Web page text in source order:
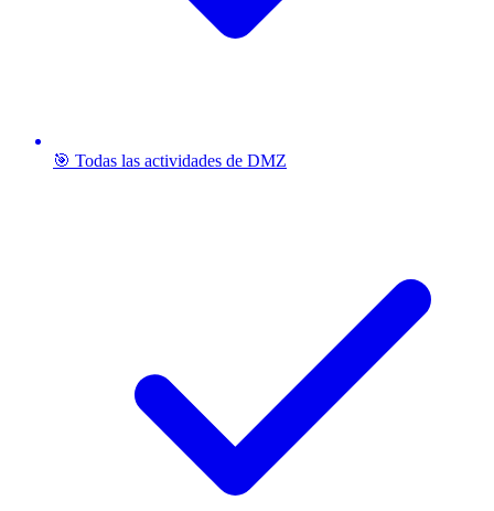
🎯 Todas las actividades de DMZ